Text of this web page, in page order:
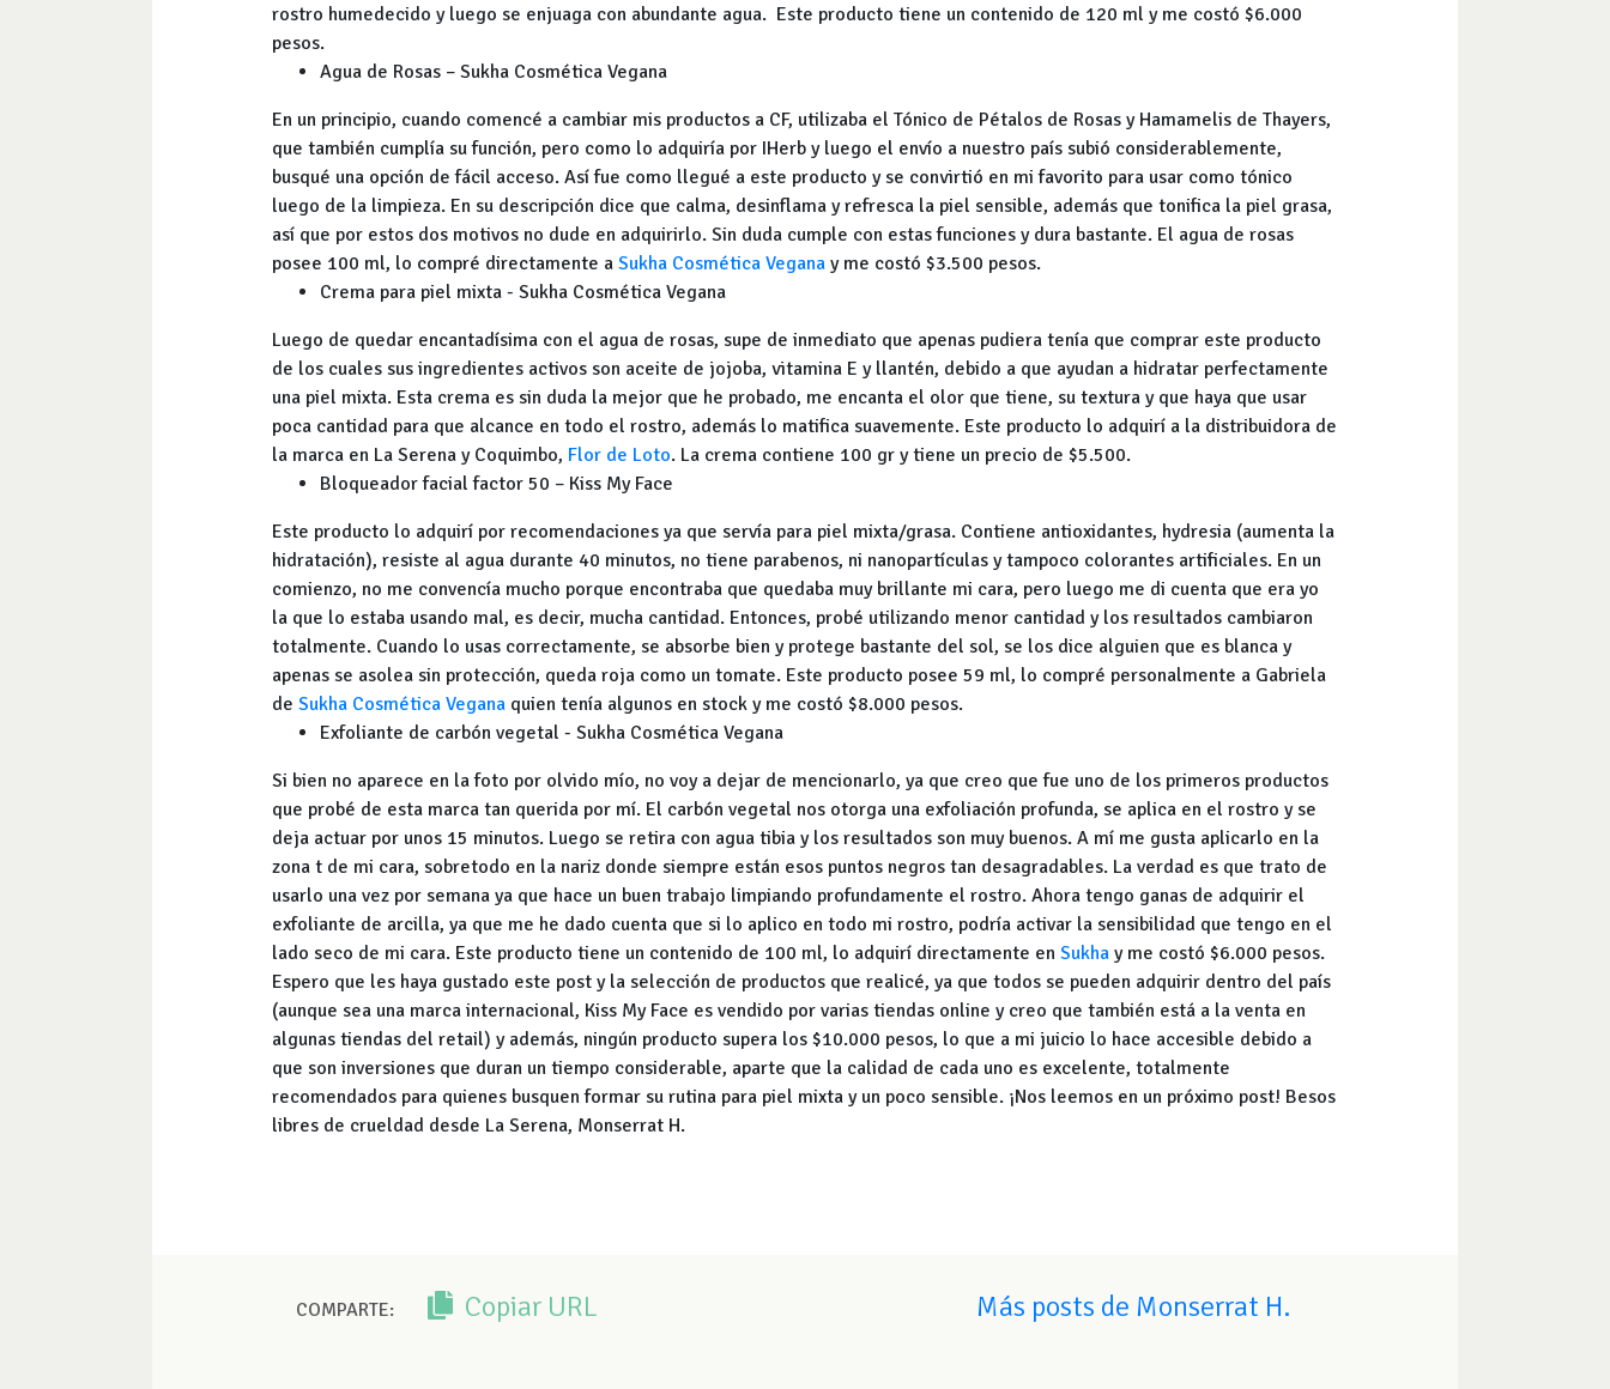
rostro humedecido y luego se enjuaga con abundante agua. Este producto tiene un contenido de 120 ml y me costó $6.000
pesos.
Agua de Rosas – Sukha Cosmética Vegana
En un principio, cuando comencé a cambiar mis productos a CF, utilizaba el Tónico de Pétalos de Rosas y Hamamelis de Thayers,
que también cumplía su función, pero como lo adquiría por IHerb y luego el envío a nuestro país subió considerablemente,
busqué una opción de fácil acceso. Así fue como llegué a este producto y se convirtió en mi favorito para usar como tónico
luego de la limpieza. En su descripción dice que calma, desinflama y refresca la piel sensible, además que tonifica la piel grasa,
así que por estos dos motivos no dude en adquirirlo. Sin duda cumple con estas funciones y dura bastante. El agua de rosas
posee 100 ml, lo compré directamente a Sukha Cosmética Vegana y me costó $3.500 pesos.
Crema para piel mixta - Sukha Cosmética Vegana
Luego de quedar encantadísima con el agua de rosas, supe de inmediato que apenas pudiera tenía que comprar este producto
de los cuales sus ingredientes activos son aceite de jojoba, vitamina E y llantén, debido a que ayudan a hidratar perfectamente
una piel mixta. Esta crema es sin duda la mejor que he probado, me encanta el olor que tiene, su textura y que haya que usar
poca cantidad para que alcance en todo el rostro, además lo matifica suavemente. Este producto lo adquirí a la distribuidora de
la marca en La Serena y Coquimbo, Flor de Loto. La crema contiene 100 gr y tiene un precio de $5.500.
Bloqueador facial factor 50 – Kiss My Face
Este producto lo adquirí por recomendaciones ya que servía para piel mixta/grasa. Contiene antioxidantes, hydresia (aumenta la
hidratación), resiste al agua durante 40 minutos, no tiene parabenos, ni nanopartículas y tampoco colorantes artificiales. En un
comienzo, no me convencía mucho porque encontraba que quedaba muy brillante mi cara, pero luego me di cuenta que era yo
la que lo estaba usando mal, es decir, mucha cantidad. Entonces, probé utilizando menor cantidad y los resultados cambiaron
totalmente. Cuando lo usas correctamente, se absorbe bien y protege bastante del sol, se los dice alguien que es blanca y
apenas se asolea sin protección, queda roja como un tomate. Este producto posee 59 ml, lo compré personalmente a Gabriela
de Sukha Cosmética Vegana quien tenía algunos en stock y me costó $8.000 pesos.
Exfoliante de carbón vegetal - Sukha Cosmética Vegana
Si bien no aparece en la foto por olvido mío, no voy a dejar de mencionarlo, ya que creo que fue uno de los primeros productos
que probé de esta marca tan querida por mí. El carbón vegetal nos otorga una exfoliación profunda, se aplica en el rostro y se
deja actuar por unos 15 minutos. Luego se retira con agua tibia y los resultados son muy buenos. A mí me gusta aplicarlo en la
zona t de mi cara, sobretodo en la nariz donde siempre están esos puntos negros tan desagradables. La verdad es que trato de
usarlo una vez por semana ya que hace un buen trabajo limpiando profundamente el rostro. Ahora tengo ganas de adquirir el
exfoliante de arcilla, ya que me he dado cuenta que si lo aplico en todo mi rostro, podría activar la sensibilidad que tengo en el
lado seco de mi cara. Este producto tiene un contenido de 100 ml, lo adquirí directamente en Sukha y me costó $6.000 pesos.
Espero que les haya gustado este post y la selección de productos que realicé, ya que todos se pueden adquirir dentro del país
(aunque sea una marca internacional, Kiss My Face es vendido por varias tiendas online y creo que también está a la venta en
algunas tiendas del retail) y además, ningún producto supera los $10.000 pesos, lo que a mi juicio lo hace accesible debido a
que son inversiones que duran un tiempo considerable, aparte que la calidad de cada uno es excelente, totalmente
recomendados para quienes busquen formar su rutina para piel mixta y un poco sensible. ¡Nos leemos en un próximo post! Besos
libres de crueldad desde La Serena, Monserrat H.
COMPARTE: Copiar URL Más posts de Monserrat H.